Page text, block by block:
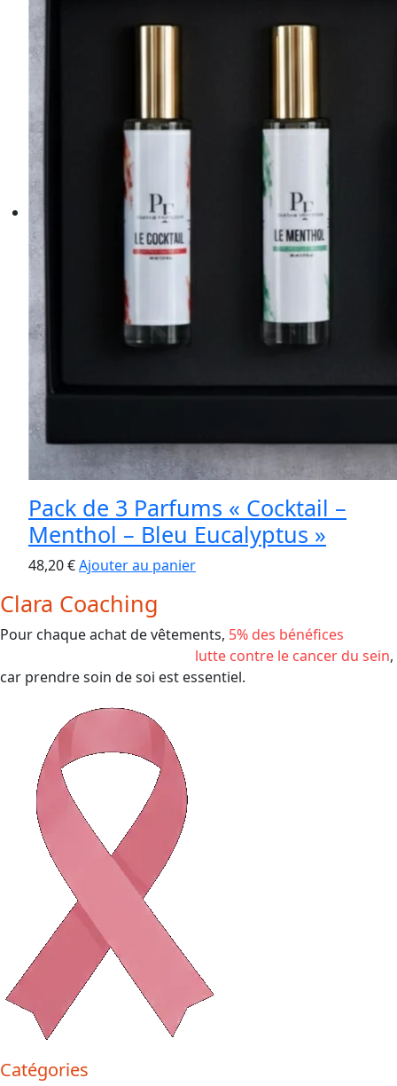
Pack de 3 Parfums « Cocktail –
Menthol – Bleu Eucalyptus »
48,20€Ajouter au panier
Clara Coaching
Pour chaque achat de vêtements, 5% des bénéfices
lutte contre le cancer du sein,
car prendre soin de soi est essentiel.
Catégories